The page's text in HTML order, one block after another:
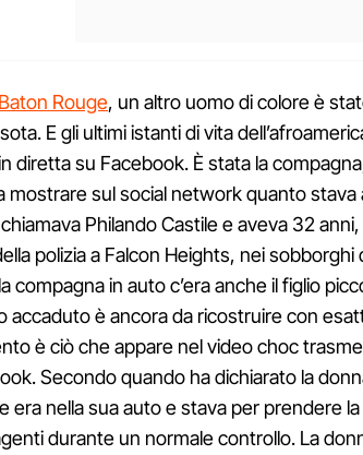
Baton Rouge, un altro uomo di colore è
E gli ultimi istanti di vita
diretta su Facebook. È stata la
mostrare sul social network quanto stava
Philando Castile e aveva 32
polizia a Falcon Heights, nei sobborghi
compagna in auto c’era anche il figlio
accaduto è ancora da ricostruire con
è ciò che appare nel video choc
Secondo quando ha dichiarato la
era nella sua auto e stava per prendere
durante un normale controllo. La